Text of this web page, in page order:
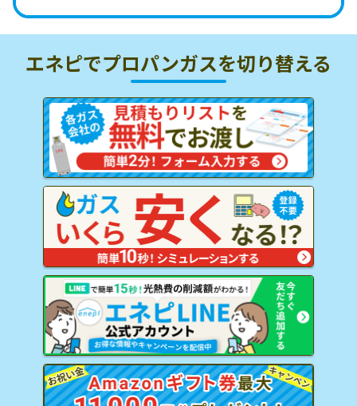
エネピでプロパンガスを切り替える